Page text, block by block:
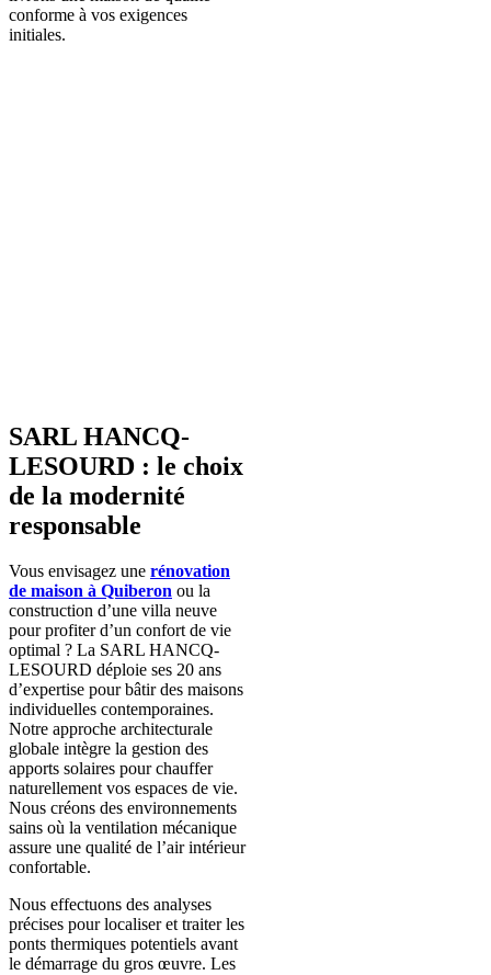
conforme à vos exigences
initiales.
SARL HANCQ-
LESOURD : le choix
de la modernité
responsable
Vous envisagez une rénovation
de maison à Quiberon ou la
construction d’une villa neuve
pour profiter d’un confort de vie
optimal ? La SARL HANCQ-
LESOURD déploie ses 20 ans
d’expertise pour bâtir des maisons
individuelles contemporaines.
Notre approche architecturale
globale intègre la gestion des
apports solaires pour chauffer
naturellement vos espaces de vie.
Nous créons des environnements
sains où la ventilation mécanique
assure une qualité de l’air intérieur
confortable.
Nous effectuons des analyses
précises pour localiser et traiter les
ponts thermiques potentiels avant
le démarrage du gros œuvre. Les